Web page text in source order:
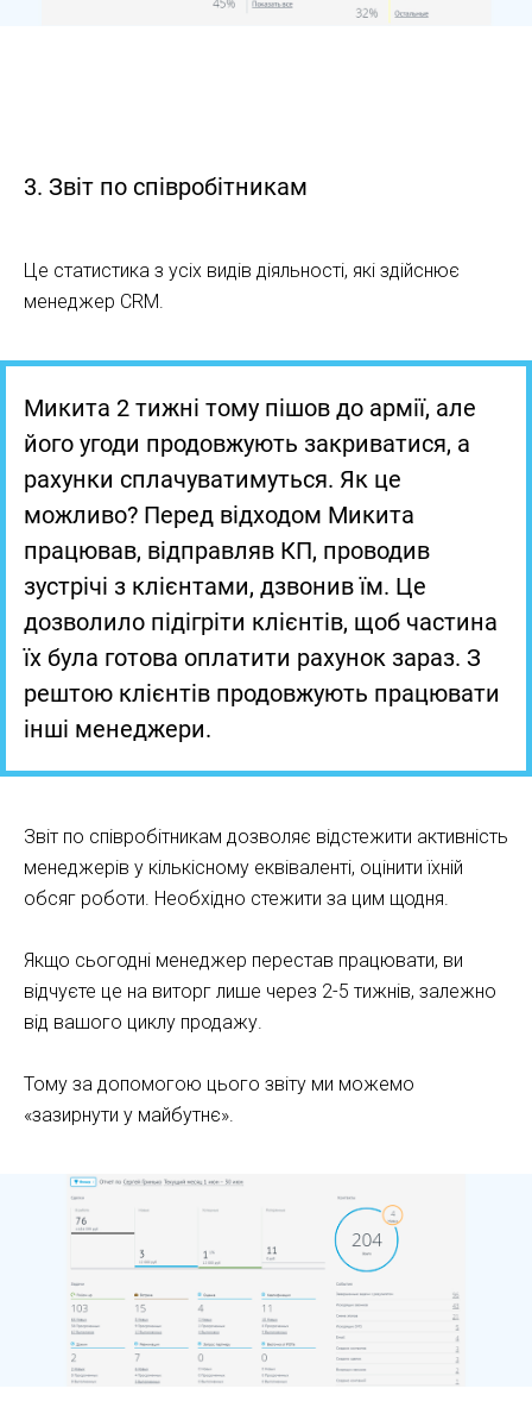
3. Звіт по співробітникам
Це статистика з усіх видів діяльності, які здійснює
менеджер CRM.
Микита 2 тижні тому пішов до армії, але
його угоди продовжують закриватися, а
рахунки сплачуватимуться. Як це
можливо? Перед відходом Микита
працював, відправляв КП, проводив
зустрічі з клієнтами, дзвонив їм. Це
дозволило підігріти клієнтів, щоб частина
їх була готова оплатити рахунок зараз. З
рештою клієнтів продовжують працювати
інші менеджери.
Звіт по співробітникам дозволяє відстежити активність
менеджерів у кількісному еквіваленті, оцінити їхній
обсяг роботи. Необхідно стежити за цим щодня.
Якщо сьогодні менеджер перестав працювати, ви
відчуєте це на виторг лише через 2-5 тижнів, залежно
від вашого циклу продажу.
Тому за допомогою цього звіту ми можемо
«зазирнути у майбутнє».